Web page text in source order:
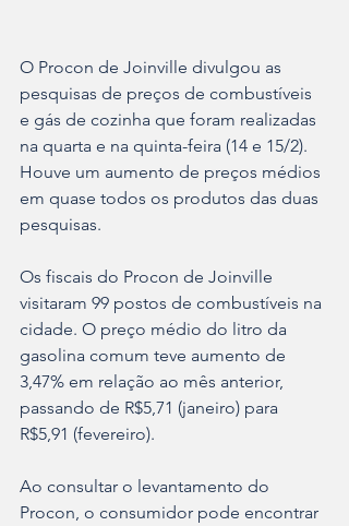
O Procon de Joinville divulgou as
pesquisas de preços de combustíveis
e gás de cozinha que foram realizadas
na quarta e na quinta-feira (14 e 15/2).
Houve um aumento de preços médios
em quase todos os produtos das duas
pesquisas.
Os fiscais do Procon de Joinville
visitaram 99 postos de combustíveis na
cidade. O preço médio do litro da
gasolina comum teve aumento de
3,47% em relação ao mês anterior,
passando de R$5,71 (janeiro) para
R$5,91 (fevereiro).
Ao consultar o levantamento do
Procon, o consumidor pode encontrar